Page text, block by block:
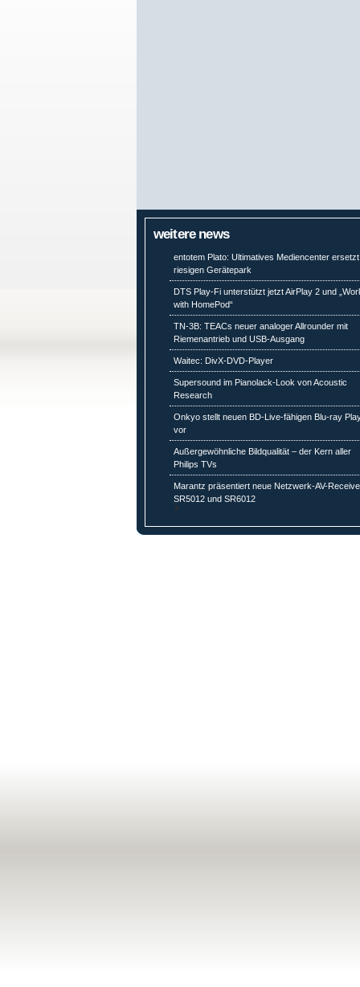
weitere news
entotem Plato: Ultimatives Mediencenter ersetzt
riesigen Gerätepark
DTS Play-Fi unterstützt jetzt AirPlay 2 und
with HomePod“
TN-3B: TEACs neuer analoger Allrounder mit
Riemenantrieb und USB-Ausgang
Waitec: DivX-DVD-Player
Supersound im Pianolack-Look von Acoustic
Research
Onkyo stellt neuen BD-Live-fähigen Blu-ray
vor
Außergewöhnliche Bildqualität – der Kern aller
Philips TVs
Marantz präsentiert neue Netzwerk-AV-
SR5012 und SR6012